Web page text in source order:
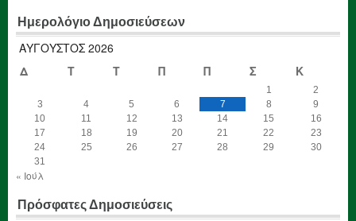
Ημερολόγιο Δημοσιεύσεων
ΑΎΓΟΥΣΤΟΣ 2026
Δ
Τ Τ Π Π Σ Κ
1
2
3
4 5 6 7 8
9
10
11 12 13 14 15
16
17
18 19 20 21 22
23
24
25 26 27 28 29
30
31
« Ιούλ
Πρόσφατες Δημοσιεύσεις